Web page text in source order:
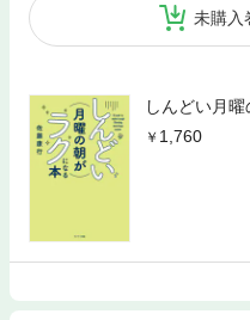
未購入
しんどい月
1,760